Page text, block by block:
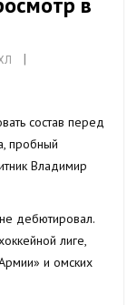
состав перед
пробный
Владимир
дебютировал.
лиге,
и омских